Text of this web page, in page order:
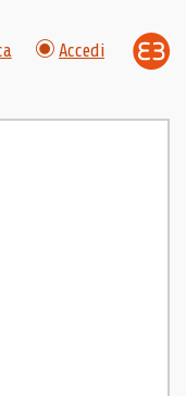
Accedi